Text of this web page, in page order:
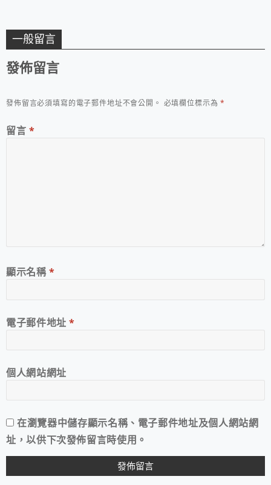
一般留言
發佈留言
發佈留言必須填寫的電子郵件地址不會公開。 必填欄位標示為*
留言 *
顯示名稱*
電子郵件地址*
個人網站網址
在瀏覽器中儲存顯示名稱、電子郵件地址及個人網站網
址，以供下次發佈留言時使用。